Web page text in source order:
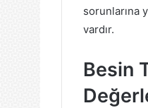
sorunlarına
vardır.
Besin